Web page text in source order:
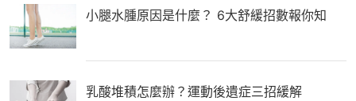
小腿水腫原因是什麼？ 6大舒緩招數報你知
乳酸堆積怎麼辦？運動後遺症三招緩解